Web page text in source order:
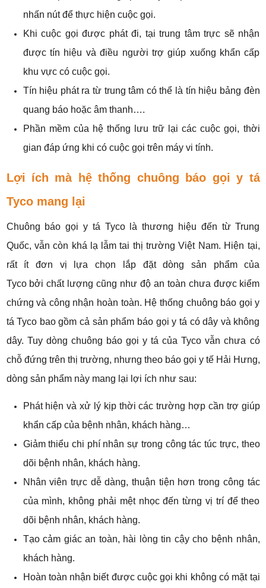
nhấn nút để thực hiện cuộc gọi.
Khi cuộc gọi được phát đi, tại trung tâm trực sẽ nhận
được tín hiệu và điều người trợ giúp xuống khẩn cấp
khu vực có cuộc gọi.
Tín hiệu phát ra từ trung tâm có thể là tín hiệu bảng đèn
quang báo hoặc âm thanh….
Phần mềm của hệ thống lưu trữ lại các cuộc gọi, thời
gian đáp ứng khi có cuộc gọi trên máy vi tính.
Lợi ích mà hệ thống chuông báo gọi y tá
Tyco mang lại
Chuông báo gọi y tá Tyco là thương hiệu đến từ Trung
Quốc, vẫn còn khá lạ lẫm tai thị trường Việt Nam. Hiện tại,
rất ít đơn vị lựa chọn lắp đặt dòng sản phẩm của
Tyco bởi chất lượng cũng như độ an toàn chưa được kiểm
chứng và công nhận hoàn toàn. Hệ thống chuông báo gọi y
tá Tyco bao gồm cả sản phẩm báo gọi y tá có dây và không
dây. Tuy dòng chuông báo gọi y tá của Tyco vẫn chưa có
chỗ đứng trên thị trường, nhưng theo báo gọi y tế Hải Hưng,
dòng sản phẩm này mang lại lợi ích như sau:
Phát hiện và xử lý kịp thời các trường hợp cần trợ giúp
khẩn cấp của bệnh nhân, khách hàng…
Giảm thiểu chi phí nhân sự trong công tác túc trực, theo
dõi bệnh nhân, khách hàng.
Nhân viên trực dễ dàng, thuận tiện hơn trong công tác
của mình, không phải mệt nhọc đến từng vị trí để theo
dõi bệnh nhân, khách hàng.
Tạo cảm giác an toàn, hài lòng tin cậy cho bệnh nhân,
khách hàng.
Hoàn toàn nhận biết được cuộc gọi khi không có mặt tại